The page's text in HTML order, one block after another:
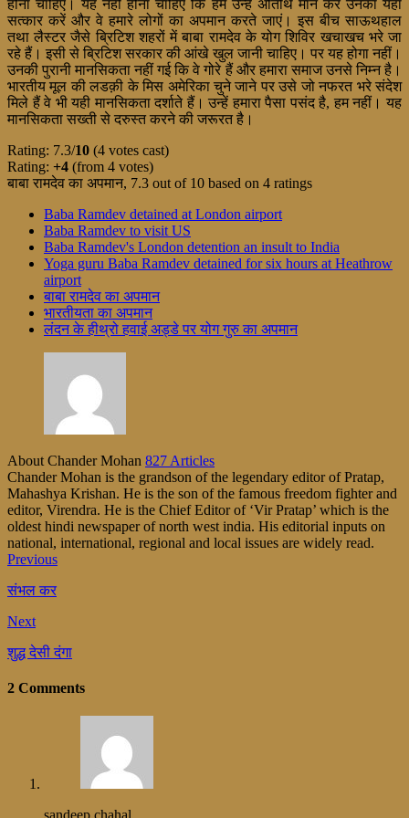
होना चाहिए। यह नहीं होना चाहिए कि हम उन्हें अतिथि मान कर उनका यहां
सत्कार करें और वे हमारे लोगों का अपमान करते जाएं। इस बीच साऊथहाल
तथा लैस्टर जैसे ब्रिटिश शहरों में बाबा रामदेव के योग शिविर खचाखच भरे जा
रहे हैं। इसी से ब्रिटिश सरकार की आंखे खुल जानी चाहिए। पर यह होगा नहीं।
उनकी पुरानी मानसिकता नहीं गई कि वे गोरे हैं और हमारा समाज उनसे निम्न है।
भारतीय मूल की लडक़ी के मिस अमेरिका चुने जाने पर उसे जो नफरत भरे संदेश
मिले हैं वे भी यही मानसिकता दर्शाते हैं। उन्हें हमारा पैसा पसंद है, हम नहीं। यह
मानसिकता सख्ती से दरुस्त करने की जरूरत है।
Rating: 7.3/10 (4 votes cast)
Rating: +4 (from 4 votes)
बाबा रामदेव का अपमान, 7.3 out of 10 based on 4 ratings
Baba Ramdev detained at London airport
Baba Ramdev to visit US
Baba Ramdev's London detention an insult to India
Yoga guru Baba Ramdev detained for six hours at Heathrow
airport
बाबा रामदेव का अपमान
भारतीयता का अपमान
लंदन के हीथ्रो हवाई अड्डे पर योग गुरु का अपमान
About Chander Mohan 827 Articles
Chander Mohan is the grandson of the legendary editor of Pratap,
Mahashya Krishan. He is the son of the famous freedom fighter and
editor, Virendra. He is the Chief Editor of ‘Vir Pratap’ which is the
oldest hindi newspaper of north west india. His editorial inputs on
national, international, regional and local issues are widely read.
Previous
संभल कर
Next
शुद्ध देसी दंगा
2 Comments